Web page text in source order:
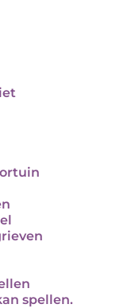
spellen.